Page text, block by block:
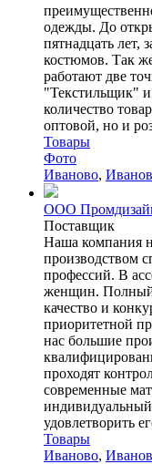
одежды. До
пятнадцать лет,
костюмов. Так
работают две
"Текстильщик" и
количество
оптовой, но и
Товары
Фото
Иваново,
ООО
Поставщик
Наша компания
производством
профессий. В
женщин. Полный
качество и
приоритетной
нас большие
проходят
современные
индивидуальный
удовлетворить
Товары
Иваново,